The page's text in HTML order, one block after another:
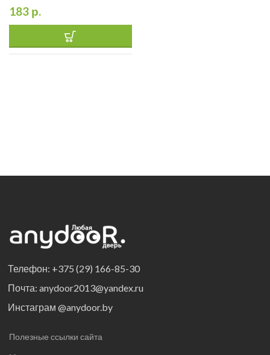
183 р.
Телефон: +375 (29) 166-85-30
Почта: anydoor2013@yandex.ru
Инстаграм @anydoor.by
Полезные ссылки сайта